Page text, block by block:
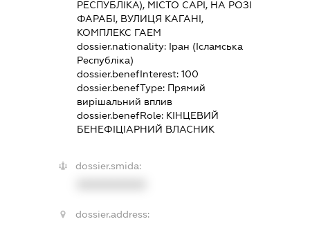
РЕСПУБЛІКА), МІСТО САРІ, НА РОЗІ
ФАРАБІ, ВУЛИЦЯ КАГАНІ,
КОМПЛЕКС ГАЕМ
dossier.nationality: Іран (Ісламська
Республіка)
dossier.benefInterest: 100
dossier.benefType: Прямий
вирішальний вплив
dossier.benefRole: КІНЦЕВИЙ
БЕНЕФІЦІАРНИЙ ВЛАСНИК
dossier.smida:
dossier.address: